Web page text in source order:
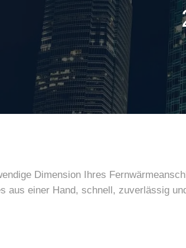
Dimension Ihres
aus einer Hand, schnell, zuverlässig